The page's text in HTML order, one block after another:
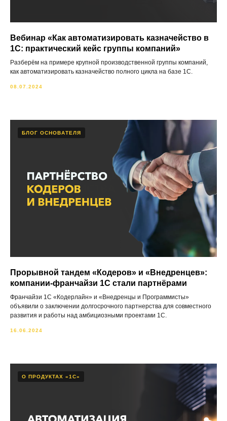
Вебинар «Как автоматизировать казначейство в
1С: практический кейс группы компаний»
Разберём на примере крупной производственной группы компаний,
как автоматизировать казначейство полного цикла на базе 1С.
08.07.2024
БЛОГ ОСНОВАТЕЛЯ
Прорывной тандем «Кодеров» и «Внедренцев»:
компании-франчайзи 1С стали партнёрами
Франчайзи 1С «Кодерлайн» и «Внедренцы и Программисты»
объявили о заключении долгосрочного партнерства для совместного
развития и работы над амбициозными проектами 1С.
16.06.2024
О ПРОДУКТАХ «1С»